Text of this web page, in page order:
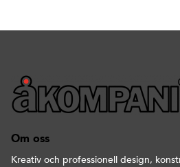
Om oss
Kreativ och professionell design,